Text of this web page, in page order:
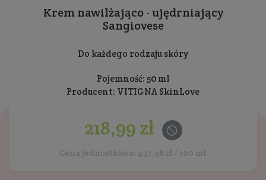
Krem nawilżająco - ujędrniający
Sangiovese
Do każdego rodzaju skóry
Pojemność: 50 ml
Producent: VITIGNA SkinLove
218,99 zł
Cena jednostkowa: 437,98 zł / 100 ml